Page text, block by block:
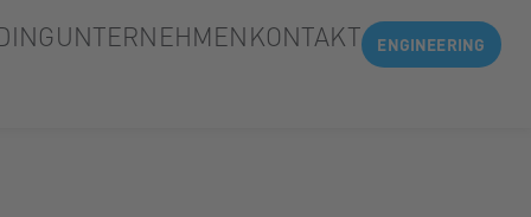
UNTERNEHMENKONTAKT ENGINEERING